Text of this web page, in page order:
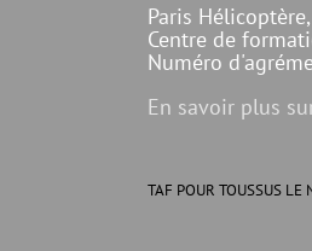
Paris Hélicoptère,
Centre de
Numéro
En savoir plus
TAF POUR TOUSSUS LE